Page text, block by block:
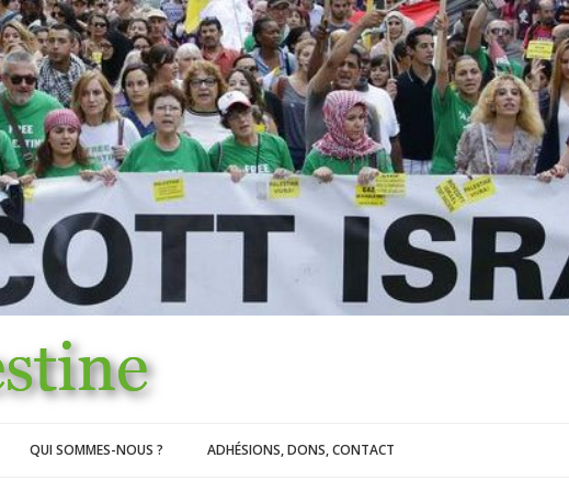
QUI SOMMES-NOUS ? ADHÉSIONS, DONS, CONTACT